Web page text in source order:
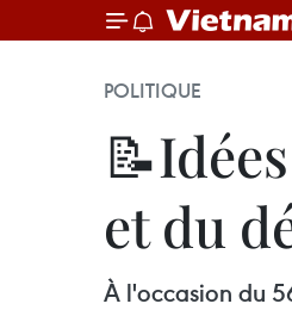
POLITIQUE
et du
À l'occasion du